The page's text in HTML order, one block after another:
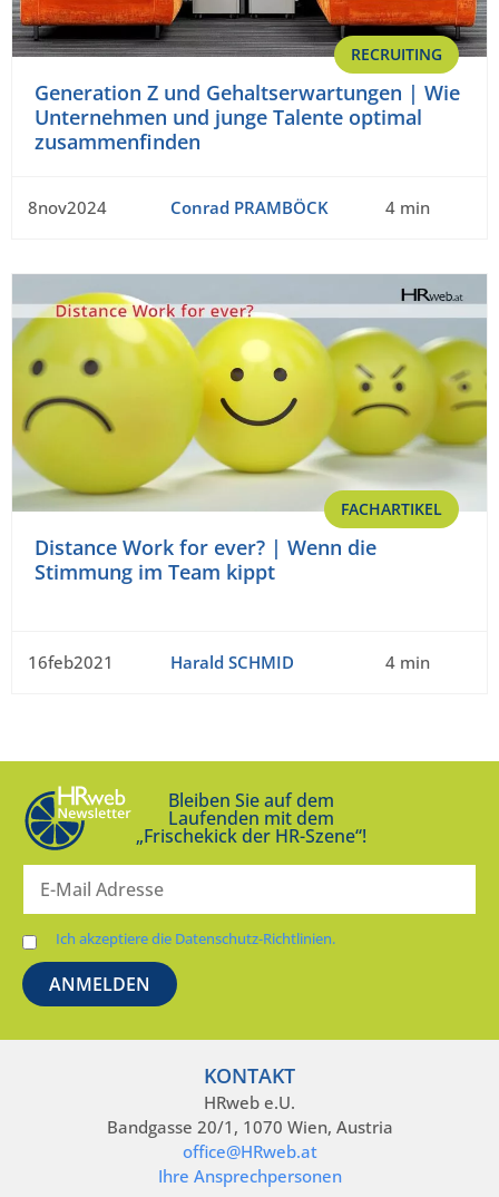
RECRUITING
Generation Z und Gehaltserwartungen | Wie
Unternehmen und junge Talente optimal
zusammenfinden
8nov2024 Conrad PRAMBÖCK 4 min
FACHARTIKEL
Distance Work for ever? | Wenn die
Stimmung im Team kippt
16feb2021 Harald SCHMID 4 min
Bleiben Sie auf dem
Laufenden mit dem
„Frischekick der HR-Szene“!
Ich akzeptiere die Datenschutz-Richtlinien.
KONTAKT
HRweb e.U.
Bandgasse 20/1, 1070 Wien, Austria
office@HRweb.at
Ihre Ansprechpersonen